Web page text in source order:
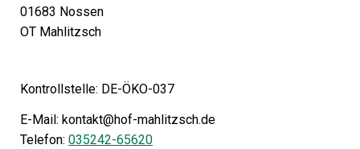
01683 Nossen
OT Mahlitzsch
Kontrollstelle: DE-ÖKO-037
E-Mail: kontakt@hof-mahlitzsch.de
Telefon: 035242-65620